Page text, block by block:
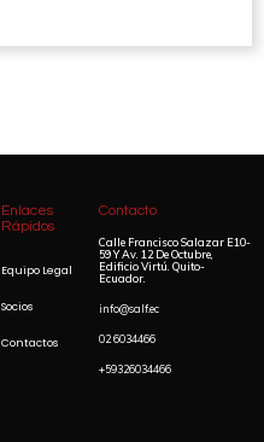
Enlaces
Rápidos
Equipo Legal
Socios
Contactos
Contacto
Calle Francisco Salazar E10-
59 Y Av.12 De Octubre,
Edificio Virtú.Quito-
Ecuador.
info@salf.ec
02 6034466
+59326034466